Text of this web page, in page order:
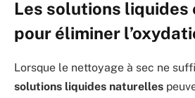
Les solutions liquides
pour éliminer
Lorsque le nettoyage à sec ne
solutions liquides naturelles